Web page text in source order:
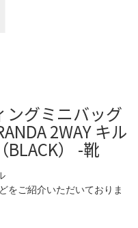
ングミニバッグ
2WAY キル
） -靴
をご紹介いただいておりま